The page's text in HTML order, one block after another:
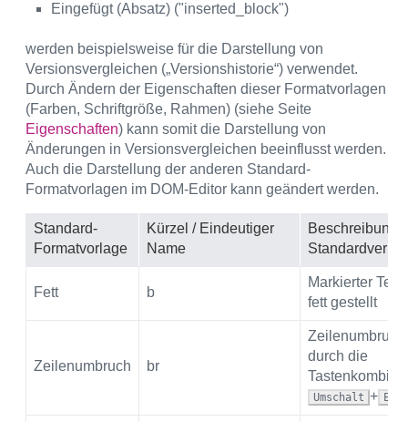
Eingefügt (Absatz) ("inserted_block")
werden beispielsweise für die Darstellung von
Versionsvergleichen („Versionshistorie“) verwendet.
Durch Ändern der Eigenschaften dieser Formatvorlagen
(Farben, Schriftgröße, Rahmen) (siehe Seite
Eigenschaften) kann somit die Darstellung von
Änderungen in Versionsvergleichen beeinflusst werden.
Auch die Darstellung der anderen Standard-
Formatvorlagen im DOM-Editor kann geändert werden.
Standard-
Formatvorlage
Kürzel / Eindeutiger
Name
Beschreibung
Fett b
Markierter Text
fett gestellt
Zeilenumbruch br
Zeilenumbruch
durch die
Umschalt +